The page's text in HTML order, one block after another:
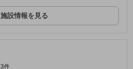
施設情報を見る
3件